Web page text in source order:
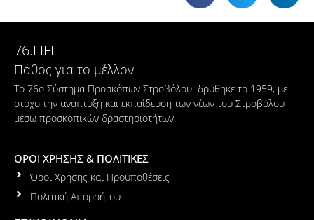
76.LIFE
Πάθος για το μέλλον
Το 76ο Σύστημα Προσκόπων Στροβόλου ιδρύθηκε το 1959, με
στόχο την ανάπτυξη και εκπαίδευση των νέων του Στροβόλου
μέσω προσκοπικών δραστηριοτήτων.
ΟΡΟΙ ΧΡΗΣΗΣ & ΠΟΛΙΤΙΚΕΣ
Όροι Χρήσης και Προϋποθέσεις
Πολιτική Απορρήτου